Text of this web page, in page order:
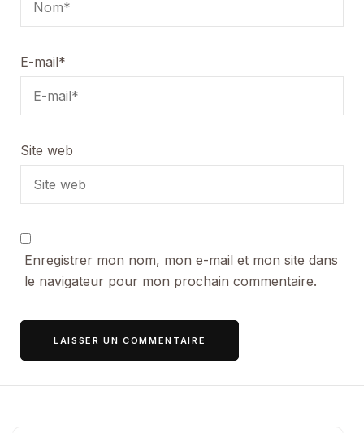
E-mail*
Site web
Enregistrer mon nom, mon e-mail et mon site dans
le navigateur pour mon prochain commentaire.